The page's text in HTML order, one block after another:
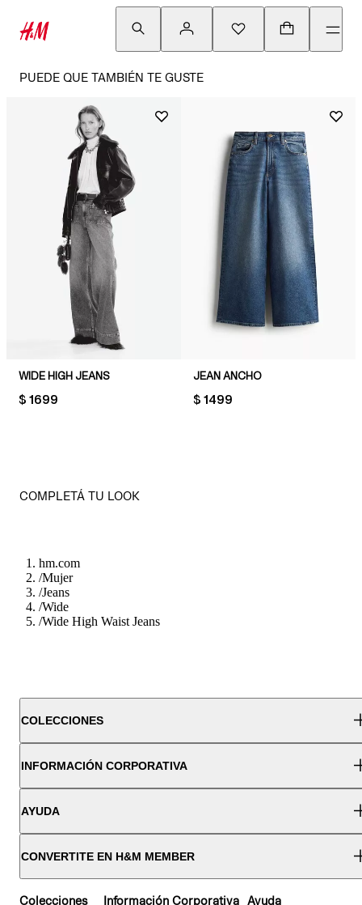
PUEDE QUE TAMBIÉN TE GUSTE
WIDE HIGH JEANS
PRICE:
$ 1699
JEAN ANCHO
PRICE:
$ 1499
COMPLETÁ TU LOOK
hm.com
/Mujer
/Jeans
/Wide
/Wide High Waist Jeans
COLECCIONES
INFORMACIÓN CORPORATIVA
AYUDA
CONVERTITE EN H&M MEMBER
Colecciones Información Corporativa Ayuda